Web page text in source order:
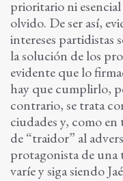
prioritario ni
olvido. De ser así,
intereses partidistas
la solución de los
evidente que lo
hay que cumplirlo,
contrario, se trata
ciudades y, como
de “traidor” al
protagonista de
varíe y siga siendo